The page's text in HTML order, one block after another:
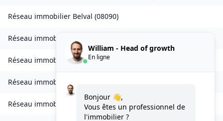
Réseau immobilier Belval (08090)
Réseau immobilier
Réseau immobilierBourcq (08400
Réseau immobilier
Réseau immobilier Brévilly( 08140)
William - Head of growth
En ligne
Bonjour 👋,
Vous êtes un professionnel de
l'immobilier ?